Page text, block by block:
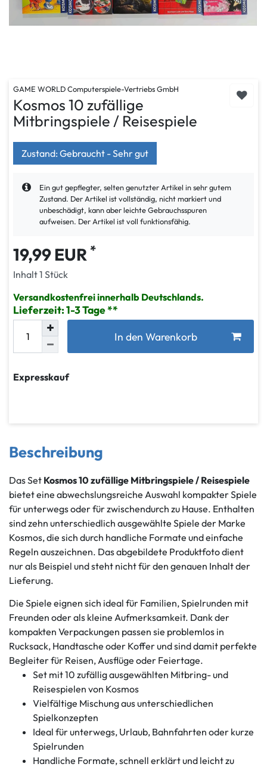
GAME WORLD Computerspiele-Vertriebs GmbH
Kosmos 10 zufällige
Mitbringspiele / Reisespiele
Zustand: Gebraucht - Sehr gut
Ein gut gepflegter, selten genutzter Artikel in sehr gutem
Zustand. Der Artikel ist vollständig, nicht markiert und
unbeschädigt, kann aber leichte Gebrauchsspuren
aufweisen. Der Artikel ist voll funktionsfähig.
19,99 EUR *
Inhalt1 Stück
Versandkostenfrei innerhalb Deutschlands.
Lieferzeit: 1-3 Tage
In den Warenkorb
Expresskauf
Beschreibung
Das Set Kosmos 10 zufällige Mitbringspiele / Reisespiele
bietet eine abwechslungsreiche Auswahl kompakter Spiele
für unterwegs oder für zwischendurch zu Hause. Enthalten
sind zehn unterschiedlich ausgewählte Spiele der Marke
Kosmos, die sich durch handliche Formate und einfache
Regeln auszeichnen. Das abgebildete Produktfoto dient
nur als Beispiel und steht nicht für den genauen Inhalt der
Lieferung.
Die Spiele eignen sich ideal für Familien, Spielrunden mit
Freunden oder als kleine Aufmerksamkeit. Dank der
kompakten Verpackungen passen sie problemlos in
Rucksack, Handtasche oder Koffer und sind damit perfekte
Begleiter für Reisen, Ausflüge oder Feiertage.
Set mit 10 zufällig ausgewählten Mitbring- und
Reisespielen von Kosmos
Vielfältige Mischung aus unterschiedlichen
Spielkonzepten
Ideal für unterwegs, Urlaub, Bahnfahrten oder kurze
Spielrunden
Handliche Formate, schnell erklärt und leicht zu